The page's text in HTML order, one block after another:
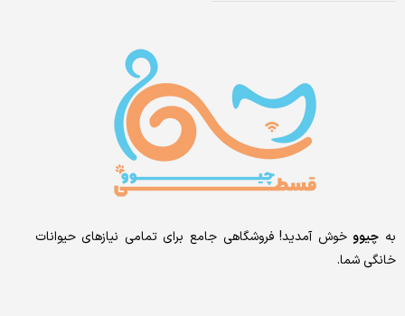
به چیووخوش آمدید! فروشگاهی جامع برای تمامی نیازهای حیوانات
خانگی شما.